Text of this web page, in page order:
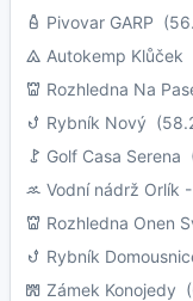
Pivovar GARP
Autokemp Klůček
Rozhledna Na
Rybník Nový
Golf Casa Serena
Vodní nádrž Orlík
Rozhledna Onen
Rybník
Zámek Konojedy